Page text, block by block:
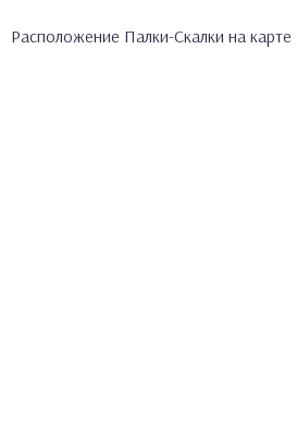
Расположение Палки-Скалки на